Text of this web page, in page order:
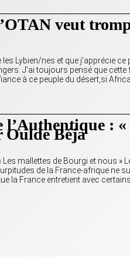
veut
Lybien/nes et que j’apprécie
J’ai toujours pensé que
à ce peuple du désert,si
l’Authentique :
Oulde Béjà
Les mallettes de Bourgi et nous
de la France-afrique ne
la France entretient avec